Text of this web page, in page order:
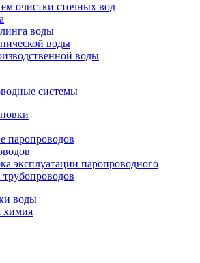
очистки сточных вод
воды
воды
воды
системы
паропроводов
эксплуатации паропроводного
воды
химия